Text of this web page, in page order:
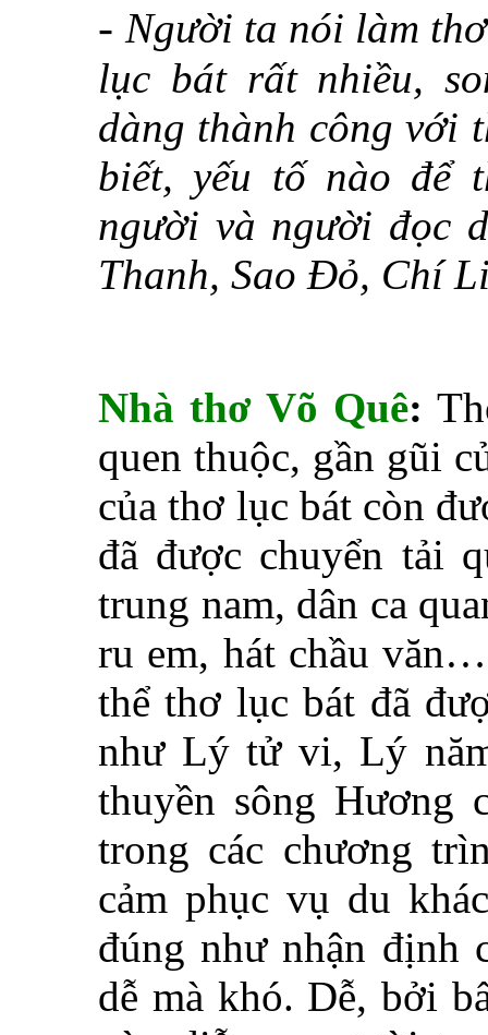
-Người ta nói làm
lục bát rất nhiều,
dàng thành công với
biết, yếu tố nào để
người và người đọc
Thanh, Sao Đỏ, Chí
Nhà thơ Võ Quê:
quen thuộc, gần gũi
của thơ lục bát còn
đã được chuyển tải
trung nam, dân ca
ru em, hát chầu
thể thơ lục bát đã
như Lý tử vi, Lý
thuyền sông Hương
trong các chương
cảm phục vụ du
đúng như nhận định
dễ mà khó. Dễ, bởi